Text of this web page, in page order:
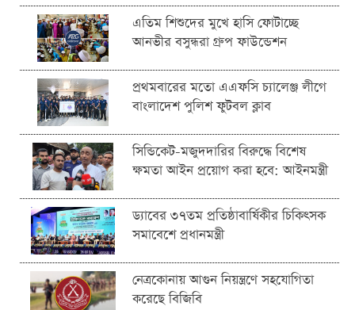
এতিম শিশুদের মুখে হাসি ফোটাচ্ছে
আনভীর বসুন্ধরা গ্রুপ ফাউন্ডেশন
প্রথমবারের মতো এএফসি চ্যালেঞ্জ লীগে
বাংলাদেশ পুলিশ ফুটবল ক্লাব
সিন্ডিকেট-মজুদদারির বিরুদ্ধে বিশেষ
ক্ষমতা আইন প্রয়োগ করা হবে: আইনমন্ত্রী
ড্যাবের ৩৭তম প্রতিষ্ঠাবার্ষিকীর চিকিৎসক
সমাবেশে প্রধানমন্ত্রী
নেত্রকোনায় আগুন নিয়ন্ত্রণে সহযোগিতা
করেছে বিজিবি